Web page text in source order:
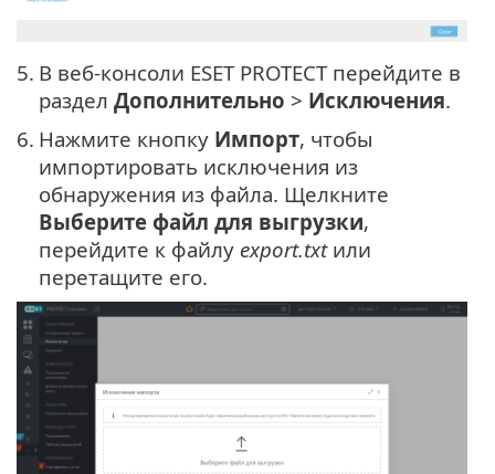
5. В веб-консоли ESET PROTECT перейдите в
раздел Дополнительно > Исключения.
6. Нажмите кнопку Импорт, чтобы
импортировать исключения из
обнаружения из файла. Щелкните
Выберите файл для выгрузки,
перейдите к файлу export.txtили
перетащите его.